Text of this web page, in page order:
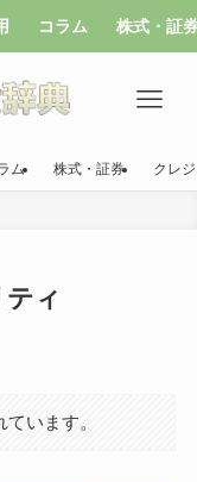
コラム 株式・証
ム 株式・証券 クレ
ィ
います。